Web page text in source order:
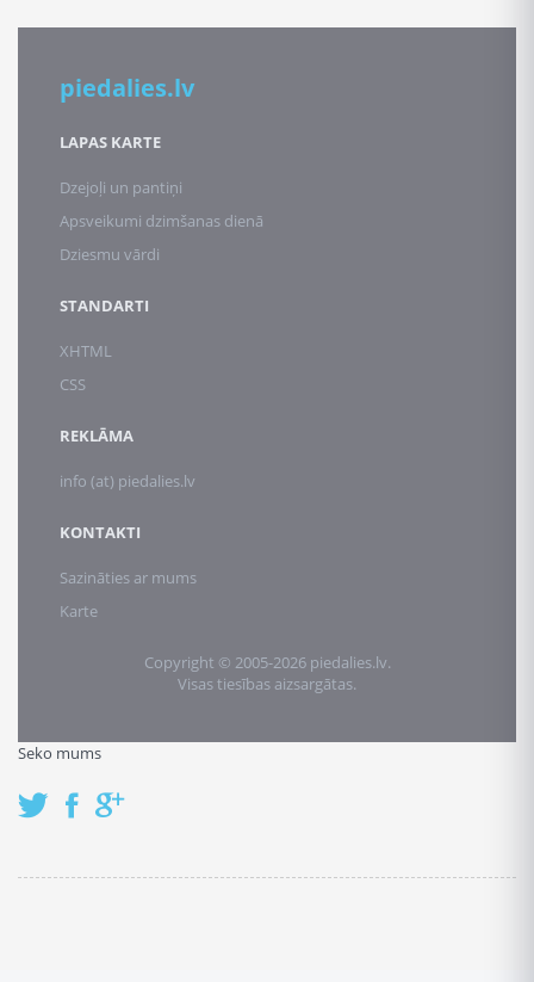
piedalies.lv
LAPAS KARTE
Dzejoļi un pantiņi
Apsveikumi dzimšanas dienā
Dziesmu vārdi
STANDARTI
XHTML
CSS
REKLĀMA
info (at) piedalies.lv
KONTAKTI
Sazināties ar mums
Karte
Copyright © 2005-2026 piedalies.lv.
Visas tiesības aizsargātas.
Seko mums